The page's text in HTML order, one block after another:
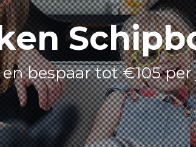
bespaar tot €105 per